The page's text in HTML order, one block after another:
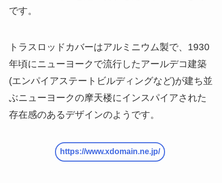
です。
トラスロッドカバーはアルミニウム製で、1930
年頃にニューヨークで流行したアールデコ建築
(エンパイアステートビルディングなど)が建ち並
ぶニューヨークの摩天楼にインスパイアされた
存在感のあるデザインのようです。
https://www.xdomain.ne.jp/